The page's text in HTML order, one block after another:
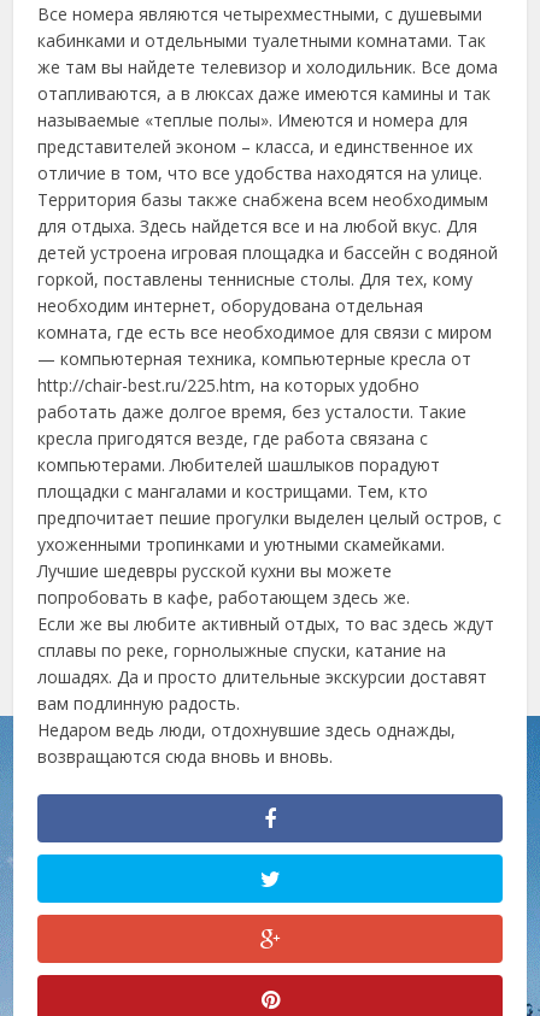
Все номера являются четырехместными, с душевыми
кабинками и отдельными туалетными комнатами. Так
же там вы найдете телевизор и холодильник. Все дома
отапливаются, а в люксах даже имеются камины и так
называемые «теплые полы». Имеются и номера для
представителей эконом – класса, и единственное их
отличие в том, что все удобства находятся на улице.
Территория базы также снабжена всем необходимым
для отдыха. Здесь найдется все и на любой вкус. Для
детей устроена игровая площадка и бассейн с водяной
горкой, поставлены теннисные столы. Для тех, кому
необходим интернет, оборудована отдельная
комната, где есть все необходимое для связи с миром
— компьютерная техника, компьютерные кресла от
http://chair-best.ru/225.htm, на которых удобно
работать даже долгое время, без усталости. Такие
кресла пригодятся везде, где работа связана с
компьютерами. Любителей шашлыков порадуют
площадки с мангалами и кострищами. Тем, кто
предпочитает пешие прогулки выделен целый остров, с
ухоженными тропинками и уютными скамейками.
Лучшие шедевры русской кухни вы можете
попробовать в кафе, работающем здесь же.
Если же вы любите активный отдых, то вас здесь ждут
сплавы по реке, горнолыжные спуски, катание на
лошадях. Да и просто длительные экскурсии доставят
вам подлинную радость.
Недаром ведь люди, отдохнувшие здесь однажды,
возвращаются сюда вновь и вновь.